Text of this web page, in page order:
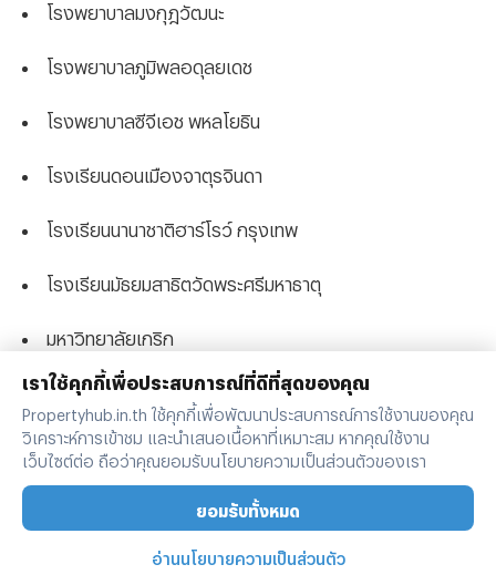
โรงพยาบาลมงกุฎวัฒนะ
โรงพยาบาลภูมิพลอดุลยเดช
โรงพยาบาลซีจีเอช พหลโยธิน
โรงเรียนดอนเมืองจาตุรจินดา
โรงเรียนนานาชาติฮาร์โรว์ กรุงเทพ
โรงเรียนมัธยมสาธิตวัดพระศรีมหาธาตุ
มหาวิทยาลัยเกริก
มหาวิทยาลัยศรีปทุม
มหาวิทยาลัยเกษตรศาสตร์
มหาวิทยาลัยราชภัฏพระนคร
เราใช้คุกกี้เพื่อประสบการณ์ที่ดีที่สุดของคุณ
Propertyhub.in.th ใช้คุกกี้เพื่อพัฒนาประสบการณ์การใช้งานของคุณ
วิเคราะห์การเข้าชม และนำเสนอเนื้อหาที่เหมาะสม หากคุณใช้งาน
เว็บไซต์ต่อ ถือว่าคุณยอมรับนโยบายความเป็นส่วนตัวของเรา
ยอมรับทั้งหมด
อ่านนโยบายความเป็นส่วนตัว